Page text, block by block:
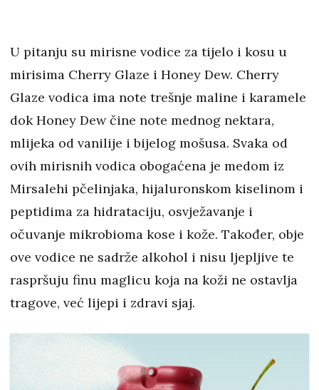
U pitanju su mirisne vodice za tijelo i kosu u
mirisima Cherry Glaze i Honey Dew. Cherry
Glaze vodica ima note trešnje maline i karamele
dok Honey Dew čine note mednog nektara,
mlijeka od vanilije i bijelog mošusa. Svaka od
ovih mirisnih vodica obogaćena je medom iz
Mirsalehi pčelinjaka, hijaluronskom kiselinom i
peptidima za hidrataciju, osvježavanje i
očuvanje mikrobioma kose i kože. Također, obje
ove vodice ne sadrže alkohol i nisu ljepljive te
raspršuju finu maglicu koja na koži ne ostavlja
tragove, već lijepi i zdravi sjaj.